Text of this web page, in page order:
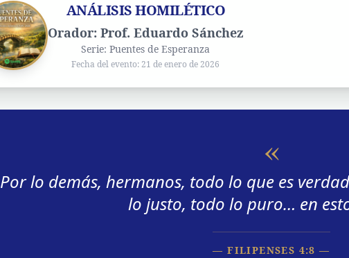
ANÁLISIS HOMILÉTICO
Orador: Prof. Eduardo Sánchez
Serie: Puentes de Esperanza
Fecha del evento: 21 de enero de 2026
«
Por lo demás, hermanos, todo lo que es
lo justo, todo lo puro… en
— FILIPENSES 4:8 —